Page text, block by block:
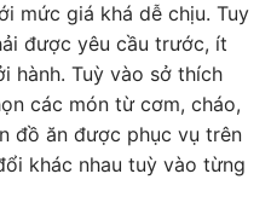
mức giá khá dễ chịu. Tuy
được yêu cầu trước, ít
hành. Tuỳ vào sở thích
các món từ cơm, cháo,
đồ ăn được phục vụ trên
khác nhau tuỳ vào từng